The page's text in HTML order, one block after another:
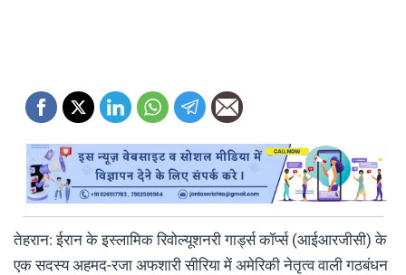
तेहरान: ईरान के इस्लामिक रिवोल्यूशनरी गार्ड्स कॉर्प्स (आईआरजीसी) के
एक सदस्य अहमद-रजा अफशारी सीरिया में अमेरिकी नेतृत्व वाली गठबंधन